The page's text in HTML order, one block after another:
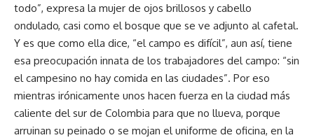
todo”, expresa la mujer de ojos brillosos y cabello
ondulado, casi como el bosque que se ve adjunto al cafetal.
Y es que como ella dice, “el campo es difícil”, aun así, tiene
esa preocupación innata de los trabajadores del campo: “sin
el campesino no hay comida en las ciudades”. Por eso
mientras irónicamente unos hacen fuerza en la ciudad más
caliente del sur de Colombia para que no llueva, porque
arruinan su peinado o se mojan el uniforme de oficina, en la